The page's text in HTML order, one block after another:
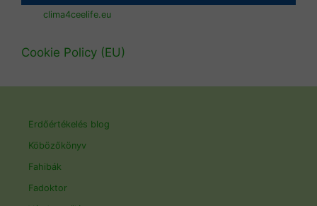
clima4ceelife.eu
Cookie Policy (EU)
Erdőértékelés blog
Köbözőkönyv
Fahibák
Fadoktor